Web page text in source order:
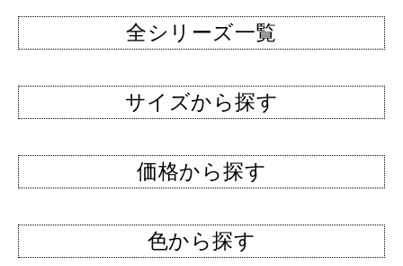
全シリーズ一覧
サイズから探す
価格から探す
色から探す